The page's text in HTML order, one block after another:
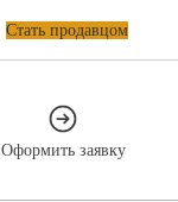
Стать продавцом
Оформить заявку